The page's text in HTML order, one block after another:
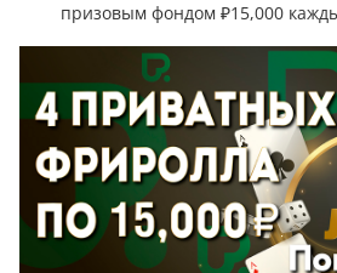
призовым фондом ₽15,000